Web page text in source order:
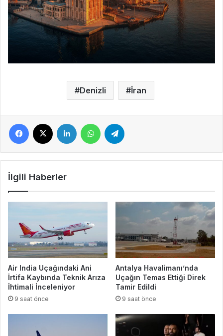
Denizli İran
Facebook LinkedIn WhatsApp
İlgili Haberler
Air India Uçağındaki Ani
İrtifa Kaybında Teknik Arıza
İhtimali İnceleniyor
9 saat önce
Antalya Havalimanı’nda
Uçağın Temas Ettiği Direk
Tamir Edildi
9 saat önce